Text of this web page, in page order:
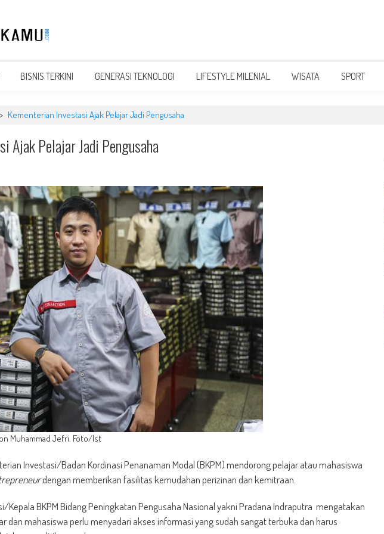
BISNIS TERKINI GENERASI TEKNOLOGI LIFESTYLE MILENIAL WISATA SPORT
> Kementerian Investasi Ajak Pelajar Jadi Pengusaha
Ajak Pelajar Jadi Pengusaha
Muhammad Jefri. Foto/Ist
Investasi/Badan Kordinasi Penanaman Modal (BKPM) mendorong pelajar atau mahasiswa
dengan memberikan fasilitas kemudahan perizinan dan kemitraan.
Kepala BKPM Bidang Peningkatan Pengusaha Nasional yakni Pradana Indraputra mengatakan
dan mahasiswa perlu menyadari akses informasi yang sudah sangat terbuka dan harus